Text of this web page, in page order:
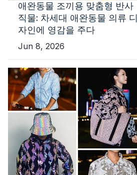
애완동물 조끼용 맞춤형 반사
직물: 차세대 애완동물 의류 디
자인에 영감을 주다
Jun 8, 2026